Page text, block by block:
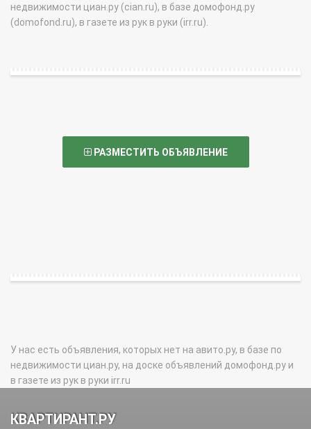
недвижимости циан.ру (cian.ru), в базе домофонд.ру
(domofond.ru), в газете из рук в руки (irr.ru).
РАЗМЕСТИТЬ ОБЪЯВЛЕНИЕ
У нас есть объявления, которых нет на авито.ру, в базе по
недвижимости циан.ру, на доске объявлений домофонд.ру и
в газете из рук в руки irr.ru
КВАРТИРАНТ.РУ